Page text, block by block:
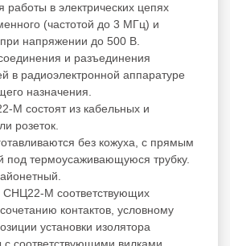
в электрических цепях
(частотой до 3 МГц) и
напряжении до 500 В.
и разъединения
в радиоэлектронной аппаратуре
назначения.
М состоят из кабельных и
розеток.
без кожуха, с прямым
под термоусаживающуюся трубку.
СНЦ22-М соответствующих
контактов, условному
установки изолятора
соответствующими вилками